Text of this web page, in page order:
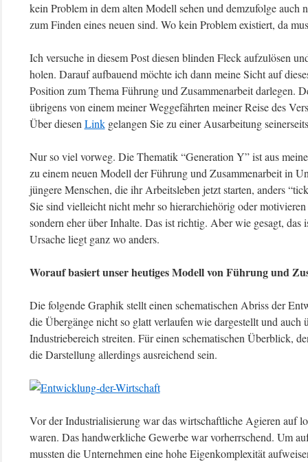
kein Problem in dem alten Modell sehen und demzufolge auch
zum Finden eines neuen sind. Wo kein Problem existiert, da
Ich versuche in diesem Post diesen blinden Fleck aufzulösen
holen. Darauf aufbauend möchte ich dann meine Sicht auf
Position zum Thema Führung und Zusammenarbeit darlegen.
übrigens von einem meiner Weggefährten meiner Reise des
Über diesen Linkgelangen Sie zu einer Ausarbeitung
Nur so viel vorweg. Die Thematik “Generation Y” ist aus
zu einem neuen Modell der Führung und Zusammenarbeit in
jüngere Menschen, die ihr Arbeitsleben jetzt starten, anders
Sie sind vielleicht nicht mehr so hierarchiehörig oder
sondern eher über Inhalte. Das ist richtig. Aber wie gesagt,
Ursache liegt ganz wo anders.
Worauf basiert unser heutiges Modell von Führung und
Die folgende Graphik stellt einen schematischen Abriss der
die Übergänge nicht so glatt verlaufen wie dargestellt und auch
Industriebereich streiten. Für einen schematischen Überblick,
die Darstellung allerdings ausreichend sein.
Vor der Industrialisierung war das wirtschaftliche Agieren auf
waren. Das handwerkliche Gewerbe war vorherrschend. Um
mussten die Unternehmen eine hohe Eigenkomplexität